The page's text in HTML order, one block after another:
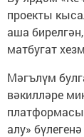
проекты
аша
матбугат
Мәгълүм
вәкилләре
алу»